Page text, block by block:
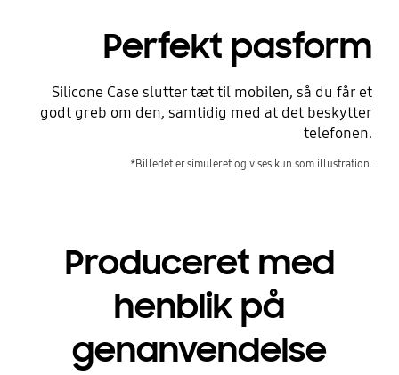
Perfekt pasform
Silicone Case slutter tæt til mobilen, så du får et
godt greb om den, samtidig med at det beskytter
telefonen.
*Billedet er simuleret og vises kun som illustration.
Produceret med
henblik på
genanvendelse